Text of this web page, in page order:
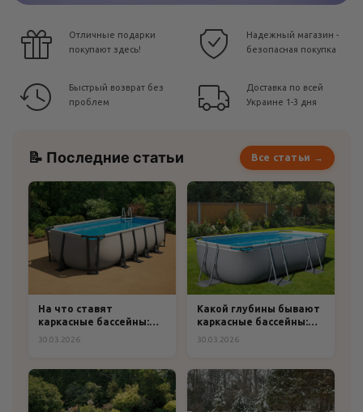
Отличные подарки
покупают здесь!
Надежный магазин -
безопасная покупка
Быстрый возврат без
проблем
Доставка по всей
Украине 1-3 дня
📝 Последние статьи Все статьи →
На что ставят
каркасные бассейны:
практическое
основания
30.03.2026
Какой глубины бывают
каркасные бассейны:
полный гид по выбору
30.03.2026